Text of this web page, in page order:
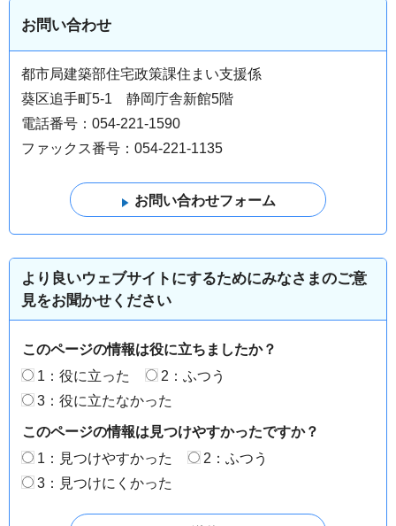
お問い合わせ
都市局建築部住宅政策課住まい支援係
葵区追手町5-1 静岡庁舎新館5階
電話番号：054-221-1590
ファックス番号：054-221-1135
より良いウェブサイトにするためにみなさまのご意
見をお聞かせください
このページの情報は役に立ちましたか？
1：役に立った
2：ふつう
3：役に立たなかった
このページの情報は見つけやすかったですか？
1：見つけやすかった
2：ふつう
3：見つけにくかった